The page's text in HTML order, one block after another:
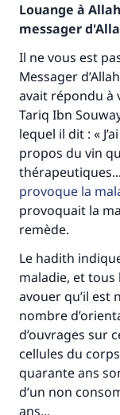
Louange à
messager
Il ne vous est
Messager
avait répondu à
Tariq Ibn
lequel il dit : «
propos du vin
provoque la
provoquait la
remède.
Le hadith
maladie, et tous
avouer qu’il est
nombre
d’ouvrages sur
cellules du
quarante ans
d’un non
ans...
Faites
millions